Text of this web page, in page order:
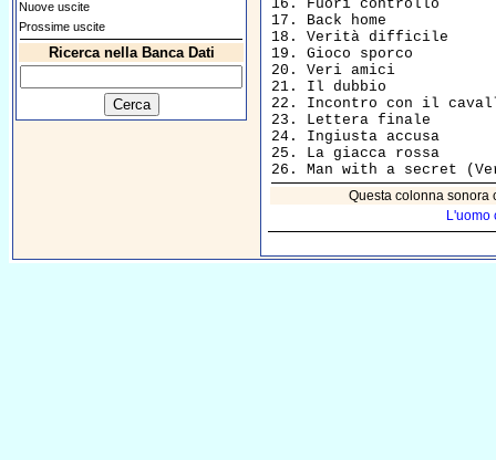
Nuove uscite
Prossime uscite
Ricerca nella Banca Dati
16. Fuori controllo					1:10
17. Back home						2:08
18. Verità difficile					2:40
19. Gioco sporco					1:55
20. Veri amici						1:19
21. Il dubbio						2:17
22. Incontro con il cavallo
23. Lettera finale					2:09
24. Ingiusta accusa					1:21
25. La giacca rossa					2:01
Questa colonna sonora
L'uomo